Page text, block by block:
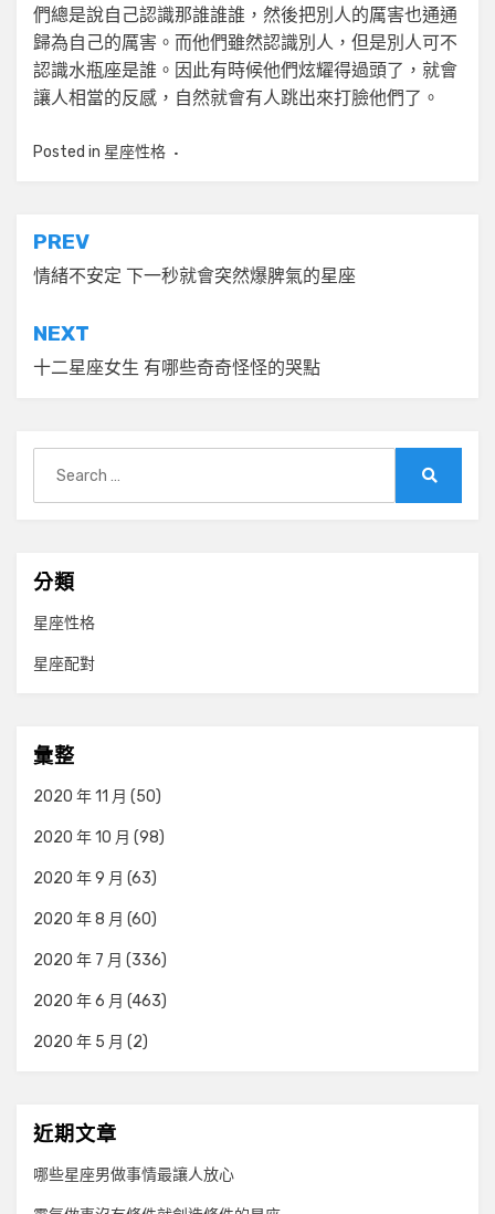
們總是說自己認識那誰誰誰，然後把別人的厲害也通通
歸為自己的厲害。而他們雖然認識別人，但是別人可不
認識水瓶座是誰。因此有時候他們炫耀得過頭了，就會
讓人相當的反感，自然就會有人跳出來打臉他們了。
Posted in 星座性格
文
章
導
覽
PREV
情緒不安定 下一秒就會突然爆脾氣的星座
NEXT
十二星座女生 有哪些奇奇怪怪的哭點
for:
分類
星座性格
星座配對
彙整
2020 年 11 月 (50)
2020 年 10 月 (98)
2020 年 9 月 (63)
2020 年 8 月 (60)
2020 年 7 月 (336)
2020 年 6 月 (463)
2020 年 5 月 (2)
近期文章
哪些星座男做事情最讓人放心